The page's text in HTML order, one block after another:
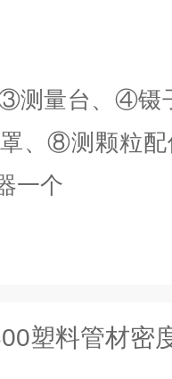
测量台、 ④镊
、⑧测颗粒
一个
塑料管材密